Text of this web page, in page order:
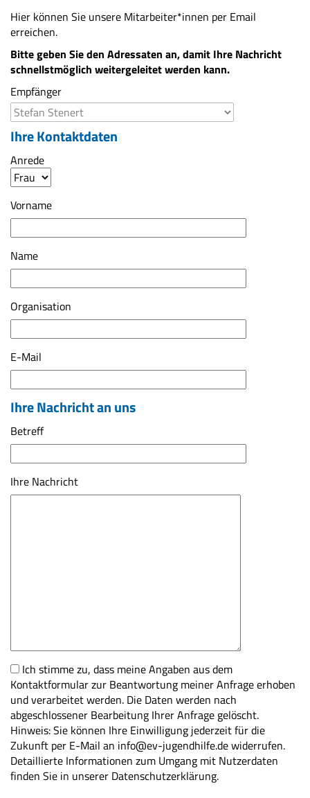
Hier können Sie unsere Mitarbeiter*innen per Email
erreichen.
Bitte geben Sie den Adressaten an, damit Ihre Nachricht
schnellstmöglich weitergeleitet werden kann.
Empfänger
Ihre Kontaktdaten
Anrede
Vorname
Name
Organisation
E-Mail
Ihre Nachricht an uns
Betreff
Ihre Nachricht
Ich stimme zu, dass meine Angaben aus dem
Kontaktformular zur Beantwortung meiner Anfrage erhoben
und verarbeitet werden. Die Daten werden nach
abgeschlossener Bearbeitung Ihrer Anfrage gelöscht.
Hinweis: Sie können Ihre Einwilligung jederzeit für die
Zukunft per E-Mail an info@ev-jugendhilfe.de widerrufen.
Detaillierte Informationen zum Umgang mit Nutzerdaten
finden Sie in unserer Datenschutzerklärung.